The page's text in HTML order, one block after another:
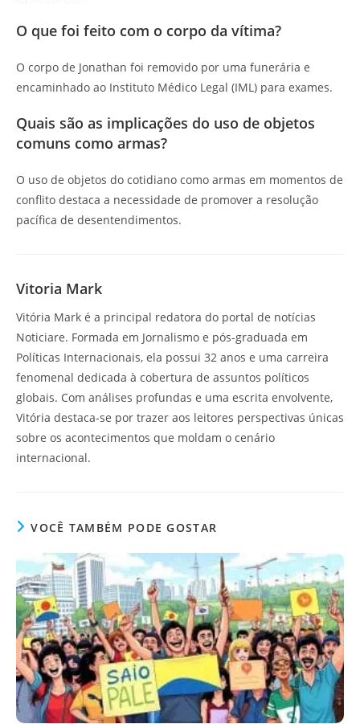
O que foi feito com o corpo da vítima?
O corpo de Jonathan foi removido por uma funerária e
encaminhado ao Instituto Médico Legal (IML) para exames.
Quais são as implicações do uso de objetos
comuns como armas?
O uso de objetos do cotidiano como armas em momentos de
conflito destaca a necessidade de promover a resolução
pacífica de desentendimentos.
Vitoria Mark
Vitória Mark é a principal redatora do portal de notícias
Noticiare. Formada em Jornalismo e pós-graduada em
Políticas Internacionais, ela possui 32 anos e uma carreira
fenomenal dedicada à cobertura de assuntos políticos
globais. Com análises profundas e uma escrita envolvente,
Vitória destaca-se por trazer aos leitores perspectivas únicas
sobre os acontecimentos que moldam o cenário
internacional.
VOCÊ TAMBÉM PODE GOSTAR